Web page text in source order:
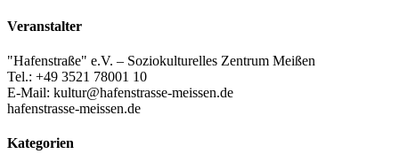
Veranstalter
"Hafenstraße" e.V. – Soziokulturelles Zentrum Meißen
Tel.: +49 3521 78001 10
E-Mail: kultur@hafenstrasse-meissen.de
hafenstrasse-meissen.de
Kategorien